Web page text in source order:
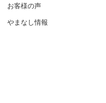
お客様の声
やまなし情報